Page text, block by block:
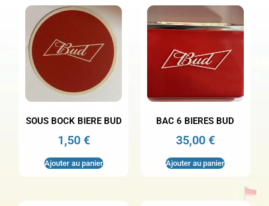
SOUS BOCK BIERE BUD
1,50 €
Ajouter au panier
BAC 6 BIERES BUD
35,00 €
Ajouter au panier